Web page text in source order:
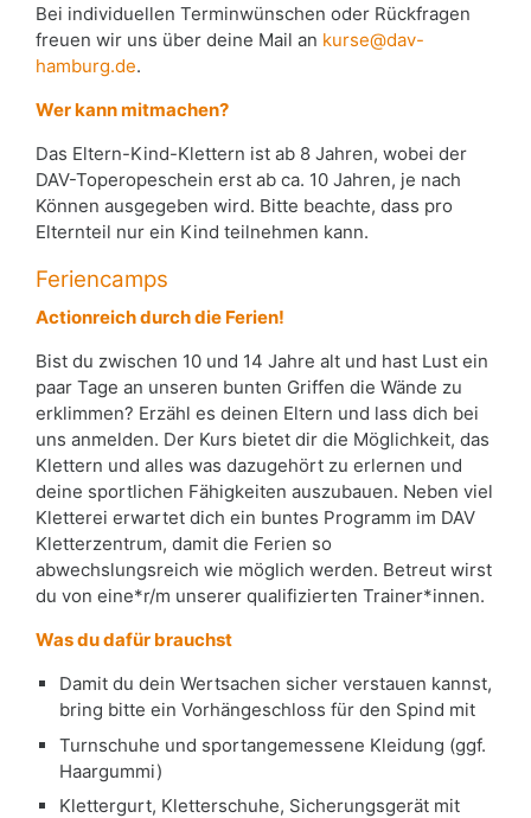
Bei individuellen Terminwünschen oder Rückfragen
freuen wir uns über deine Mail an kurse@dav-
hamburg.de.
Wer kann mitmachen?
Das Eltern-Kind-Klettern ist ab 8 Jahren, wobei der
DAV-Toperopeschein erst ab ca. 10 Jahren, je nach
Können ausgegeben wird. Bitte beachte, dass pro
Elternteil nur ein Kind teilnehmen kann.
Feriencamps
Actionreich durch die Ferien!
Bist du zwischen 10 und 14 Jahre alt und hast Lust ein
paar Tage an unseren bunten Griffen die Wände zu
erklimmen? Erzähl es deinen Eltern und lass dich bei
uns anmelden. Der Kurs bietet dir die Möglichkeit, das
Klettern und alles was dazugehört zu erlernen und
deine sportlichen Fähigkeiten auszubauen. Neben viel
Kletterei erwartet dich ein buntes Programm im DAV
Kletterzentrum, damit die Ferien so
abwechslungsreich wie möglich werden. Betreut wirst
du von eine*r/m unserer qualifizierten Trainer*innen.
Was du dafür brauchst
Damit du dein Wertsachen sicher verstauen kannst,
bring bitte ein Vorhängeschloss für den Spind mit
Turnschuhe und sportangemessene Kleidung (ggf.
Haargummi)
Klettergurt, Kletterschuhe, Sicherungsgerät mit